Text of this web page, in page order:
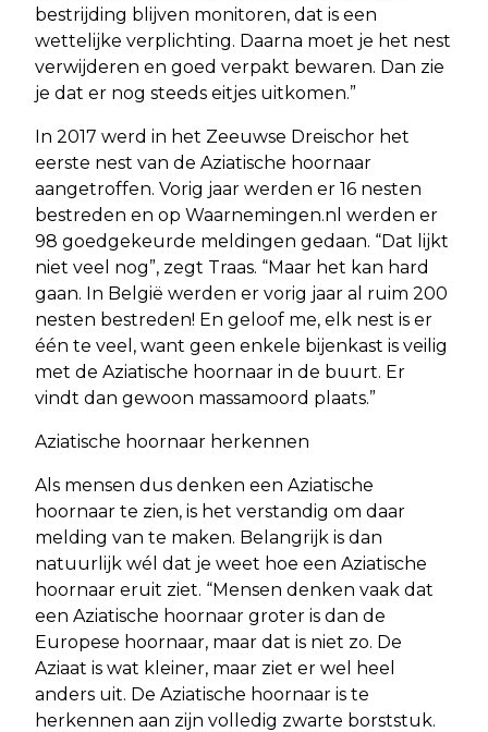
bestrijding blijven monitoren, dat is een
wettelijke verplichting. Daarna moet je het nest
verwijderen en goed verpakt bewaren. Dan zie
je dat er nog steeds eitjes uitkomen.”
In 2017 werd in het Zeeuwse Dreischor het
eerste nest van de Aziatische hoornaar
aangetroffen. Vorig jaar werden er 16 nesten
bestreden en op Waarnemingen.nl werden er
98 goedgekeurde meldingen gedaan. “Dat lijkt
niet veel nog”, zegt Traas. “Maar het kan hard
gaan. In België werden er vorig jaar al ruim 200
nesten bestreden! En geloof me, elk nest is er
één te veel, want geen enkele bijenkast is veilig
met de Aziatische hoornaar in de buurt. Er
vindt dan gewoon massamoord plaats.”
Aziatische hoornaar herkennen
Als mensen dus denken een Aziatische
hoornaar te zien, is het verstandig om daar
melding van te maken. Belangrijk is dan
natuurlijk wél dat je weet hoe een Aziatische
hoornaar eruit ziet. “Mensen denken vaak dat
een Aziatische hoornaar groter is dan de
Europese hoornaar, maar dat is niet zo. De
Aziaat is wat kleiner, maar ziet er wel heel
anders uit. De Aziatische hoornaar is te
herkennen aan zijn volledig zwarte borststuk.